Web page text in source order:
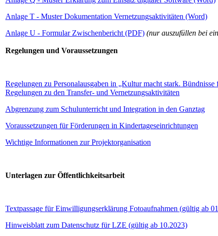
Anlage T - Muster Dokumentation Vernetzungsaktivitäten (Word)
Anlage U - Formular Zwischenbericht (PDF) (nur auszufüllen bei
Regelungen und Voraussetzungen
Regelungen zu Personalausgaben in „Kultur macht stark.
Regelungen zu den Transfer- und Vernetzungsaktivitäten
Abgrenzung zum Schulunterricht und Integration in den Ganztag
Voraussetzungen für Förderungen in Kindertageseinrichtungen
Wichtige Informationen zur Projektorganisation
Unterlagen zur Öffentlichkeitsarbeit
Textpassage für Einwilligungserklärung Fotoaufnahmen (gültig ab
Hinweisblatt zum Datenschutz für LZE (gültig ab 10.2023)